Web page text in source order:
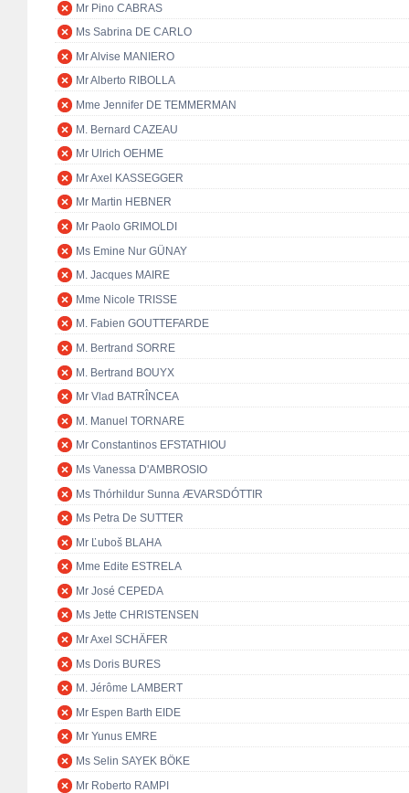
Mr Pino CABRAS
Ms Sabrina DE CARLO
Mr Alvise MANIERO
Mr Alberto RIBOLLA
Mme Jennifer DE TEMMERMAN
M. Bernard CAZEAU
Mr Ulrich OEHME
Mr Axel KASSEGGER
Mr Martin HEBNER
Mr Paolo GRIMOLDI
Ms Emine Nur GÜNAY
M. Jacques MAIRE
Mme Nicole TRISSE
M. Fabien GOUTTEFARDE
M. Bertrand SORRE
M. Bertrand BOUYX
Mr Vlad BATRÎNCEA
M. Manuel TORNARE
Mr Constantinos EFSTATHIOU
Ms Vanessa D'AMBROSIO
Ms Thórhildur Sunna ÆVARSDÓTTIR
Ms Petra De SUTTER
Mr Ľuboš BLAHA
Mme Edite ESTRELA
Mr José CEPEDA
Ms Jette CHRISTENSEN
Mr Axel SCHÄFER
Ms Doris BURES
M. Jérôme LAMBERT
Mr Espen Barth EIDE
Mr Yunus EMRE
Ms Selin SAYEK BÖKE
Mr Roberto RAMPI